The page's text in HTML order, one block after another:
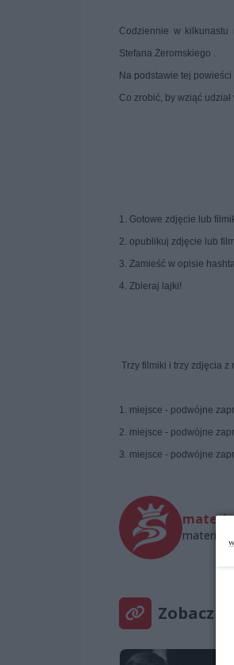
Codziennie w
Stefana Żeromskiego .
Na podstawie tej powieści
Co zrobić, by wziąć
1. Gotowe zdjęcie lub
2. opublikuj zdjęcie lub
3. Zamieść w opisie
4. Zbieraj lajki!
Trzy filmiki i trzy zdjęcia
1. miejsce - podwójne
2. miejsce - podwójne
3. miejsce - podwójne
Zobacz